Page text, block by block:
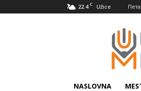
22.4 C Užice
NASLOVNA